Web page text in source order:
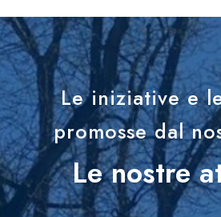
Le iniziative e
promosse dal
Le nostre